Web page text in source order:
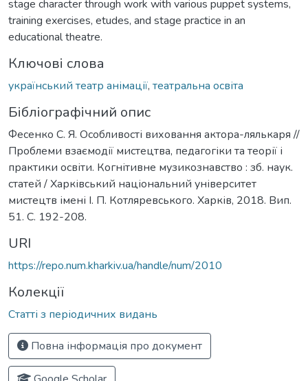
stage character through work with various puppet systems,
training exercises, etudes, and stage practice in an
educational theatre.
Ключові слова
український театр анімації, театральна освіта
Бібліографічний опис
Фесенко С. Я. Особливості виховання актора-лялькаря //
Проблеми взаємодії мистецтва, педагогіки та теорії і
практики освіти. Когнітивне музикознавство : зб. наук.
статей / Харківський національний університет
мистецтв імені І. П. Котляревського. Харків, 2018. Вип.
51. С. 192-208.
URI
https://repo.num.kharkiv.ua/handle/num/2010
Колекції
Статті з періодичних видань
Повна інформація про документ